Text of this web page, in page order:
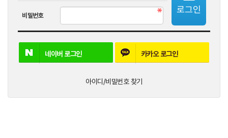
로그인
비밀번호
네이버 로그인 카카오로그인
아이디/비밀번호 찾기